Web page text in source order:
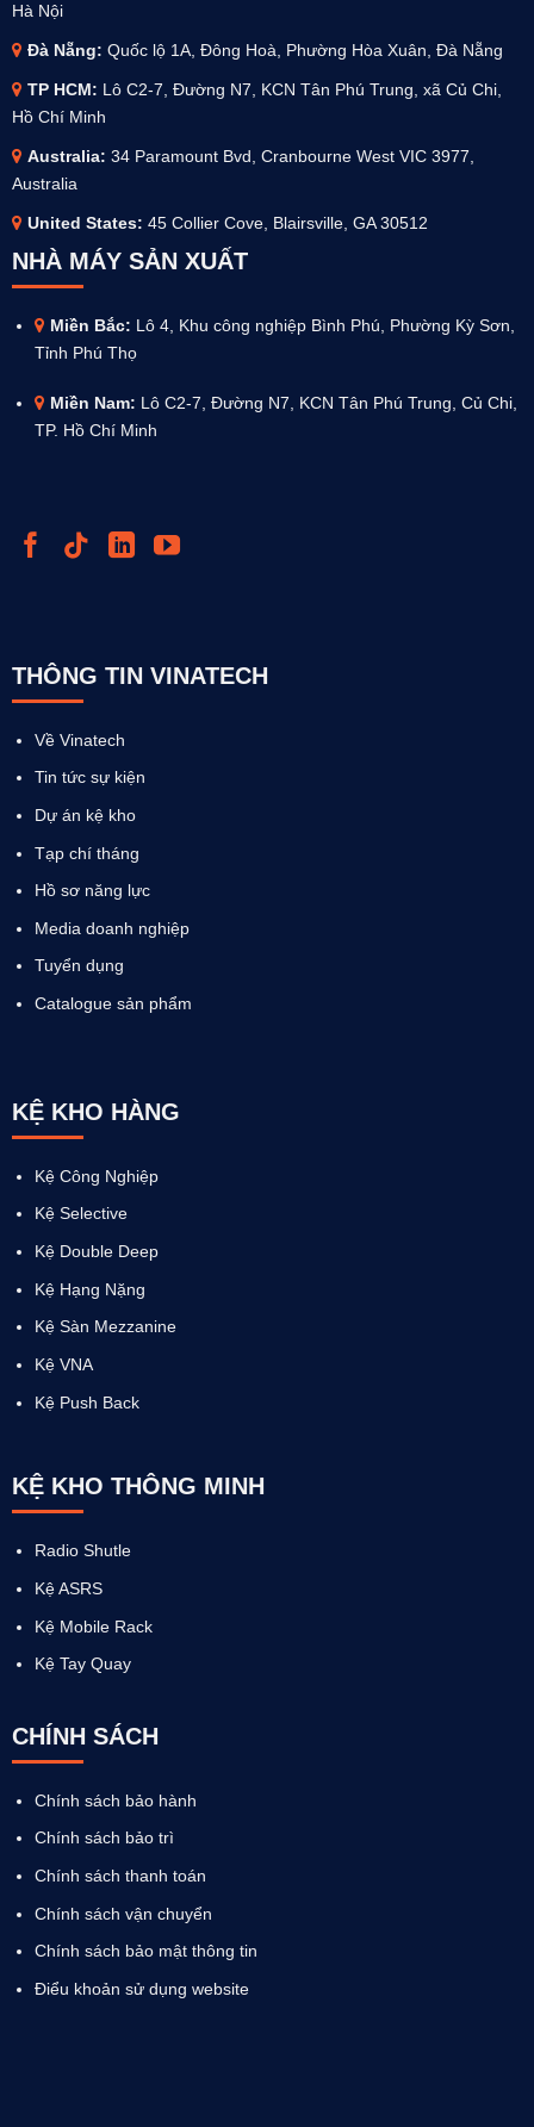
Hà Nội
Đà Nẵng: Quốc lộ 1A, Đông Hoà, Phường Hòa Xuân, Đà Nẵng
TP HCM: Lô C2-7, Đường N7, KCN Tân Phú Trung, xã Củ Chi,
Hồ Chí Minh
Australia: 34 Paramount Bvd, Cranbourne West VIC 3977,
Australia
United States: 45 Collier Cove, Blairsville, GA 30512
NHÀ MÁY SẢN XUẤT
Miền Bắc: Lô 4, Khu công nghiệp Bình Phú, Phường Kỳ Sơn,
Tỉnh Phú Thọ
Miền Nam: Lô C2-7, Đường N7, KCN Tân Phú Trung, Củ Chi,
TP. Hồ Chí Minh
THÔNG TIN VINATECH
Về Vinatech
Tin tức sự kiện
Dự án kệ kho
Tạp chí tháng
Hồ sơ năng lực
Media doanh nghiệp
Tuyển dụng
Catalogue sản phẩm
KỆ KHO HÀNG
Kệ Công Nghiệp
Kệ Selective
Kệ Double Deep
Kệ Hạng Nặng
Kệ Sàn Mezzanine
Kệ VNA
Kệ Push Back
KỆ KHO THÔNG MINH
Radio Shutle
Kệ ASRS
Kệ Mobile Rack
Kệ Tay Quay
CHÍNH SÁCH
Chính sách bảo hành
Chính sách bảo trì
Chính sách thanh toán
Chính sách vận chuyển
Chính sách bảo mật thông tin
Điểu khoản sử dụng website